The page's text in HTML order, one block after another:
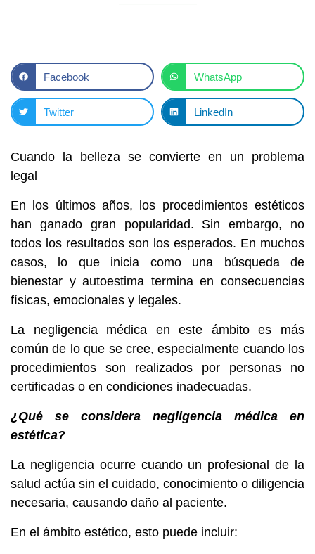
Facebook WhatsApp
Twitter LinkedIn
Cuando la belleza se convierte en un problema
legal
En los últimos años, los procedimientos estéticos
han ganado gran popularidad. Sin embargo, no
todos los resultados son los esperados. En muchos
casos, lo que inicia como una búsqueda de
bienestar y autoestima termina en consecuencias
físicas, emocionales y legales.
La negligencia médica en este ámbito es más
común de lo que se cree, especialmente cuando los
procedimientos son realizados por personas no
certificadas o en condiciones inadecuadas.
¿Qué se considera negligencia médica en
estética?
La negligencia ocurre cuando un profesional de la
salud actúa sin el cuidado, conocimiento o diligencia
necesaria, causando daño al paciente.
En el ámbito estético, esto puede incluir: